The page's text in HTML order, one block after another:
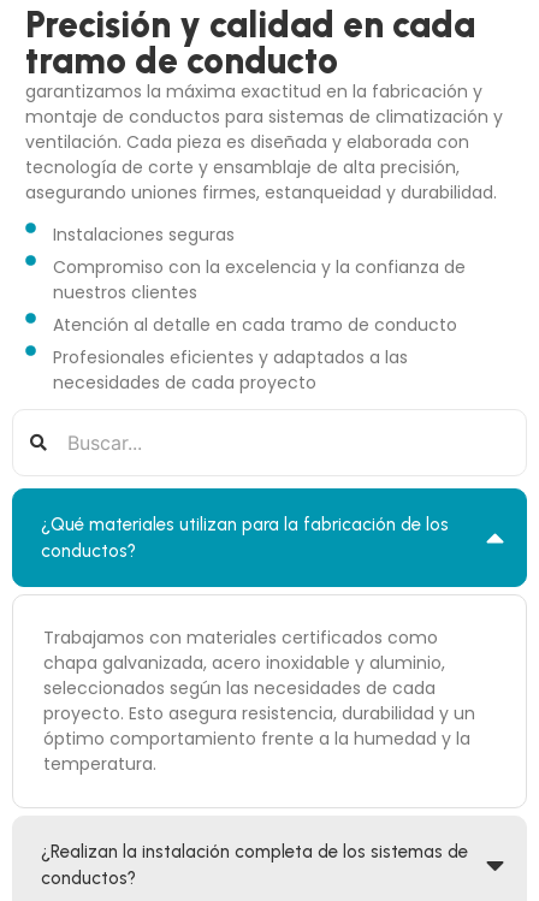
Precisión y calidad en cada
tramo de conducto
garantizamos la máxima exactitud en la fabricación y
montaje de conductos para sistemas de climatización y
ventilación. Cada pieza es diseñada y elaborada con
tecnología de corte y ensamblaje de alta precisión,
asegurando uniones firmes, estanqueidad y durabilidad.
Instalaciones seguras
Compromiso con la excelencia y la confianza de
nuestros clientes
Atención al detalle en cada tramo de conducto
Profesionales eficientes y adaptados a las
necesidades de cada proyecto
¿Qué materiales utilizan para la fabricación de los
conductos?
Trabajamos con materiales certificados como
chapa galvanizada, acero inoxidable y aluminio,
seleccionados según las necesidades de cada
proyecto. Esto asegura resistencia, durabilidad y un
óptimo comportamiento frente a la humedad y la
temperatura.
¿Realizan la instalación completa de los sistemas de
conductos?